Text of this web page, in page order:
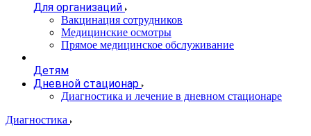
Для организаций
Вакцинация сотрудников
Медицинские осмотры
Прямое медицинское обслуживание
Детям
Дневной стационар
Диагностика и лечение в дневном стационаре
Диагностика